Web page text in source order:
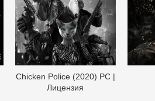
Chicken Police (2020) PC |
Лицензия